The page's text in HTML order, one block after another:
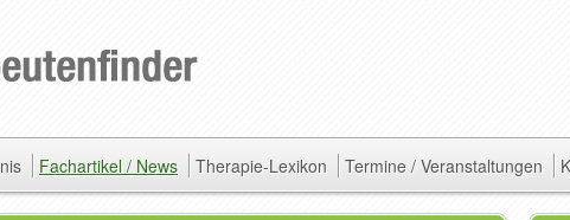
Fachartikel / News Therapie-Lexikon Termine / Veranstaltungen